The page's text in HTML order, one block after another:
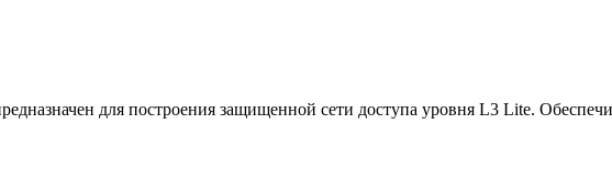
для построения защищенной сети доступа уровня L3 Lite.